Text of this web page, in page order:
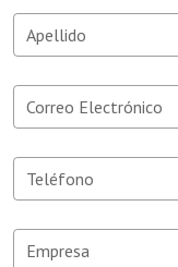
Apellido
Correo Electrónico
Teléfono
Empresa